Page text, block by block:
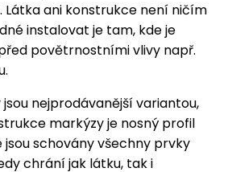
ani konstrukce není ničím
instalovat je tam, kde je
povětrnostními vlivy např.
nejprodávanější variantou,
markýzy je nosný profil
jsou schovány všechny prvky
chrání jak látku, tak i